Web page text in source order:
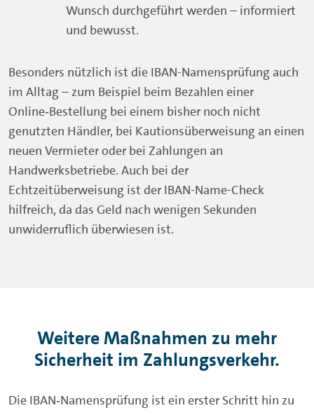
Wunsch durchgeführt werden – informiert
und bewusst.
Besonders nützlich ist die IBAN-Namensprüfung auch
im Alltag – zum Beispiel beim Bezahlen einer
Online‑Bestellung bei einem bisher noch nicht
genutzten Händler, bei Kautionsüberweisung an einen
neuen Vermieter oder bei Zahlungen an
Handwerksbetriebe. Auch bei der
Echtzeitüberweisung ist der IBAN-Name-Check
hilfreich, da das Geld nach wenigen Sekunden
unwiderruflich überwiesen ist.
Weitere Maßnahmen zu mehr
Sicherheit im Zahlungsverkehr.
Die IBAN‑Namensprüfung ist ein erster Schritt hin zu